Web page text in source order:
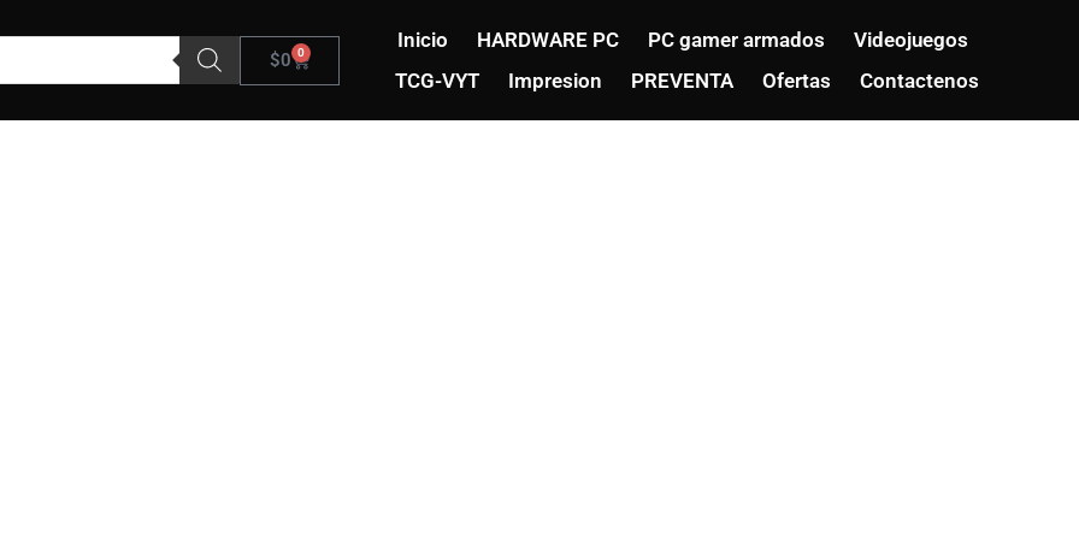
$0 0
Carrito
Inicio HARDWARE PC PC gamer armados
Videojuegos
TCG-VYT
Impresion PREVENTA Ofertas Contactenos